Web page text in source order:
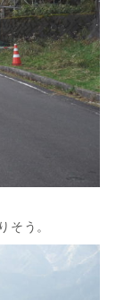
そう。